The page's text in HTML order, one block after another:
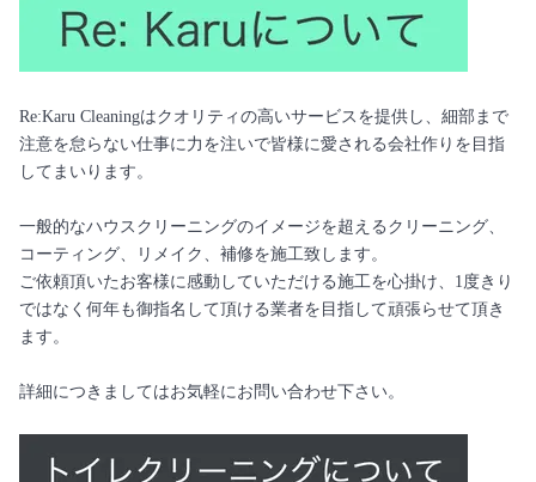
Re:Karu Cleaningはクオリティの高いサービスを提供し、細部まで
注意を怠らない仕事に力を注いで皆様に愛される会社作りを目指
してまいります。
​一般的なハウスクリーニングのイメージを超えるクリーニング、
コーティング、リメイク、補修を施工致します。
ご依頼頂いたお客様に感動していただける施工を心掛け、1度きり
ではなく何年も御指名して頂ける業者を目指して頑張らせて頂き
ます。
​詳細につきましてはお気軽にお問い合わせ下さい。